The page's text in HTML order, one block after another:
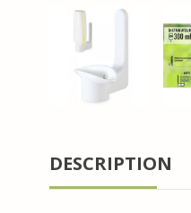
DESCRIPTION